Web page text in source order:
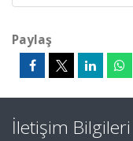
Paylaş
İletişim Bilgileri